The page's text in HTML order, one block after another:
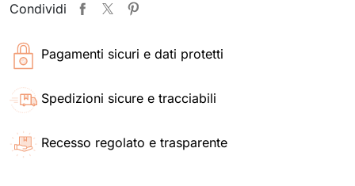
Condividi
Pagamenti sicuri e dati protetti
Spedizioni sicure e tracciabili
Recesso regolato e trasparente